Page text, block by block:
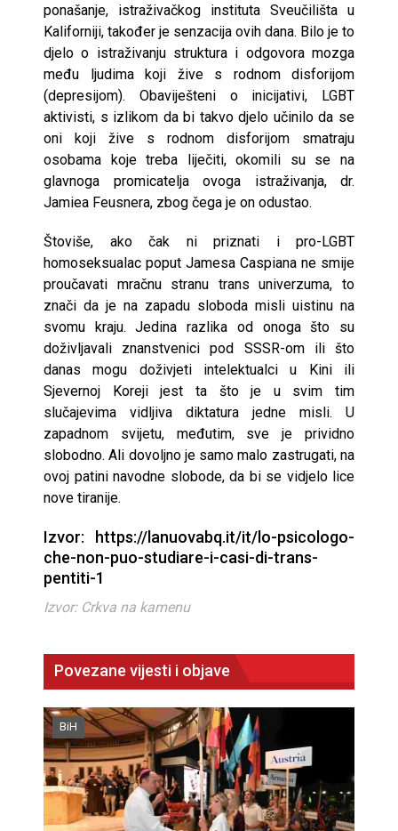
ponašanje, istraživačkog instituta Sveučilišta u
Kaliforniji, također je senzacija ovih dana. Bilo je to
djelo o istraživanju struktura i odgovora mozga
među ljudima koji žive s rodnom disforijom
(depresijom). Obaviješteni o inicijativi, LGBT
aktivisti, s izlikom da bi takvo djelo učinilo da se
oni koji žive s rodnom disforijom smatraju
osobama koje treba liječiti, okomili su se na
glavnoga promicatelja ovoga istraživanja, dr.
Jamiea Feusnera, zbog čega je on odustao.
Štoviše, ako čak ni priznati i pro-LGBT
homoseksualac poput Jamesa Caspiana ne smije
proučavati mračnu stranu trans univerzuma, to
znači da je na zapadu sloboda misli uistinu na
svomu kraju. Jedina razlika od onoga što su
doživljavali znanstvenici pod SSSR-om ili što
danas mogu doživjeti intelektualci u Kini ili
Sjevernoj Koreji jest ta što je u svim tim
slučajevima vidljiva diktatura jedne misli. U
zapadnom svijetu, međutim, sve je prividno
slobodno. Ali dovoljno je samo malo zastrugati, na
ovoj patini navodne slobode, da bi se vidjelo lice
nove tiranije.
Izvor: https://lanuovabq.it/it/lo-psicologo-
che-non-puo-studiare-i-casi-di-trans-
pentiti-1
Izvor: Crkva na kamenu
Povezane vijesti i objave
BiH